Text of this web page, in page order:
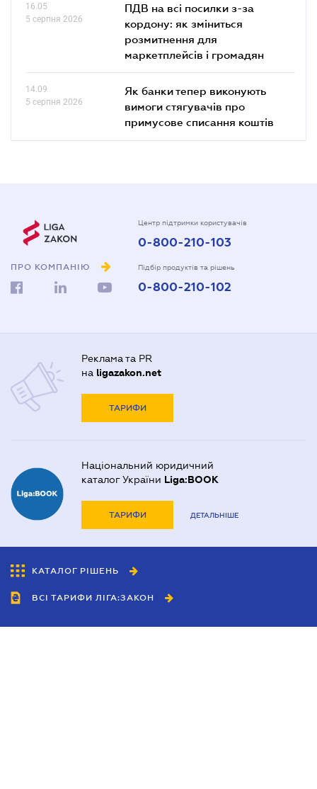
16.05
5 серпня 2026
ПДВ на всі посилки з-за
кордону: як зміниться
розмитнення для
маркетплейсів і громадян
14.09
5 серпня 2026
Як банки тепер виконують
вимоги стягувачів про
примусове списання коштів
ПРО КОМПАНІЮ
Центр підтримки користувачів
0-800-210-103
Підбір продуктів та рішень
0-800-210-102
Реклама та PR
на ligazakon.net
ТАРИФИ
Національний юридичний
каталог України Liga:BOOK
ТАРИФИ ДЕТАЛЬНІШЕ
КАТАЛОГ РІШЕНЬ
ВСІ ТАРИФИ ЛІГА:ЗАКОН